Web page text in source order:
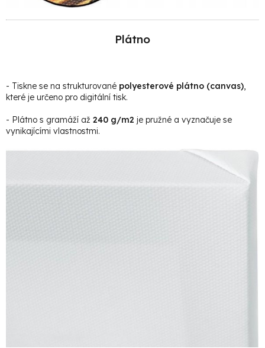
Plátno
- Tiskne se na strukturované polyesterové plátno (canvas),
které je určeno pro digitální tisk.
- Plátno s gramáží až 240 g/m2 je pružné a vyznačuje se
vynikajícími vlastnostmi.